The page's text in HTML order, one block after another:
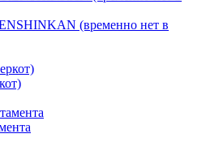
(временно нет в